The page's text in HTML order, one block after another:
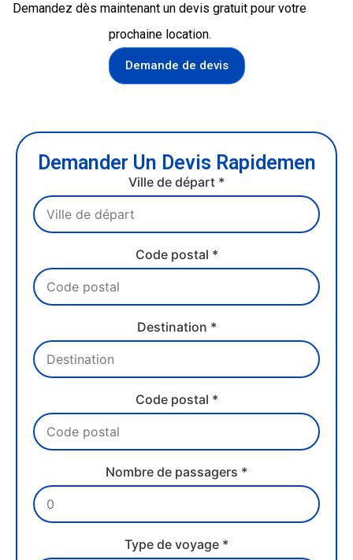
Demandez dès maintenant un devis gratuit pour votre
prochaine location.
Demande de devis
Demander Un Devis Rapidemen
Ville de départ *
Code postal *
Destination *
Code postal *
Nombre de passagers *
Type de voyage *